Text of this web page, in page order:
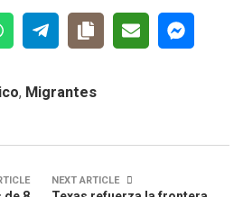
, Migrantes
NEXT ARTICLE